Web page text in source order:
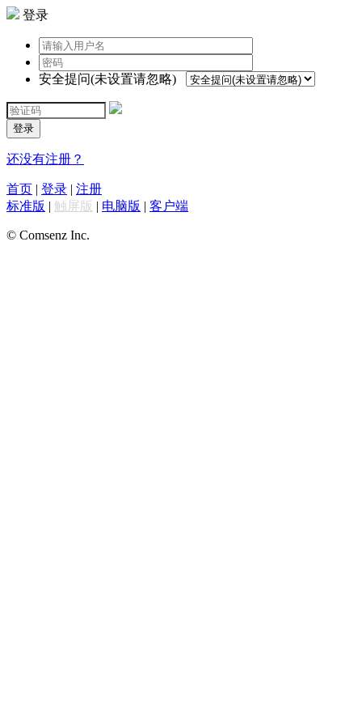
登录
安全提问(未设置请忽略)
登录
还没有注册？
首页 | 登录 | 注册
标准版 | 触屏版 | 电脑版 | 客户端
© Comsenz Inc.